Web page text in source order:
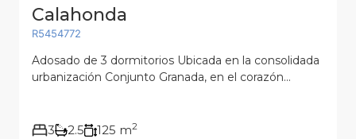
Calahonda
R5454772
Adosado de 3 dormitorios Ubicada en la consolidada
urbanización Conjunto Granada, en el corazón...
3 2.5 125 m2